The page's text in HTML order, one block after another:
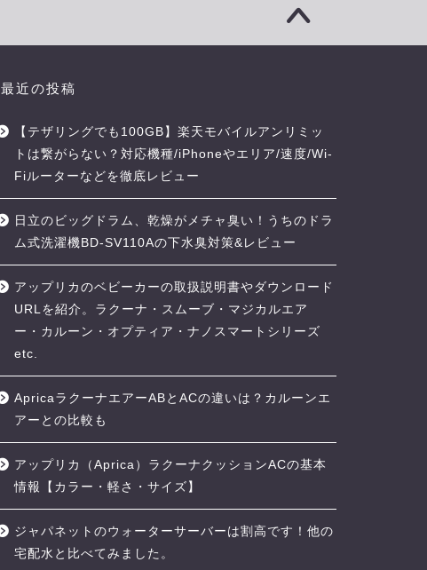
最近の投稿
【テザリングでも100GB】楽天モバイルアンリミッ
トは繋がらない？対応機種/iPhoneやエリア/速度/Wi-
Fiルーターなどを徹底レビュー
日立のビッグドラム、乾燥がメチャ臭い！うちのドラ
ム式洗濯機BD-SV110Aの下水臭対策&レビュー
アップリカのベビーカーの取扱説明書やダウンロード
URLを紹介。ラクーナ・スムーブ・マジカルエア
ー・カルーン・オプティア・ナノスマートシリーズ
etc.
ApricaラクーナエアーABとACの違いは？カルーンエ
アーとの比較も
アップリカ（Aprica）ラクーナクッションACの基本
情報【カラー・軽さ・サイズ】
ジャパネットのウォーターサーバーは割高です！他の
宅配水と比べてみました。